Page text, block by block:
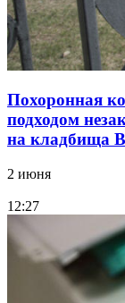
Похоронная
подходом
на кладбища
2 июня
12:27